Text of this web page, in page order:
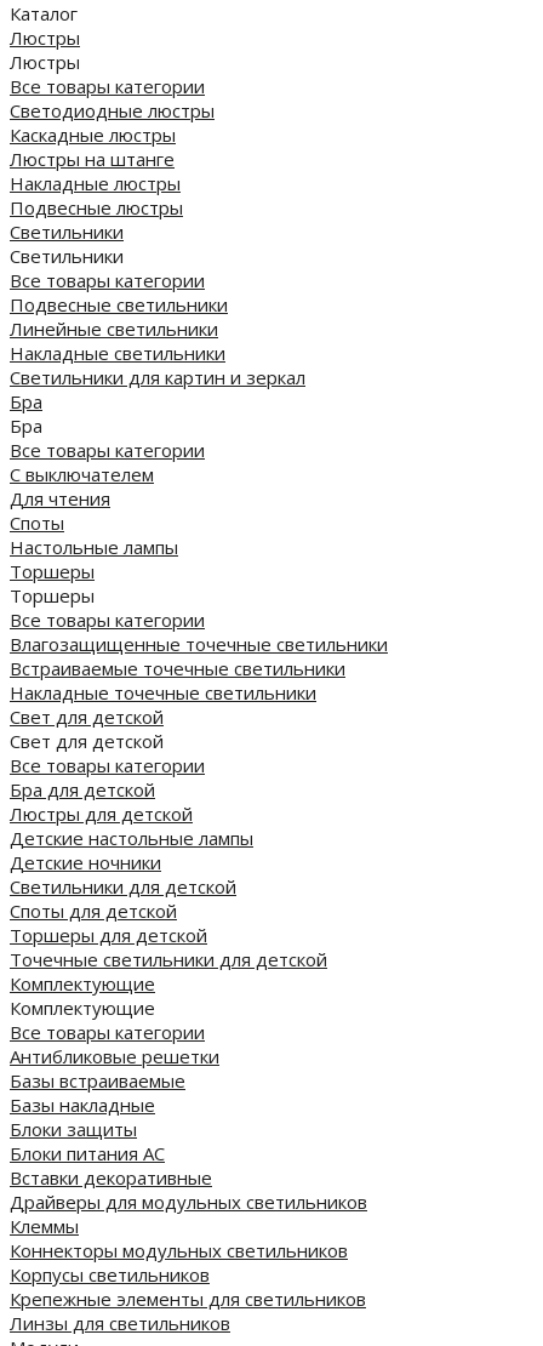
Каталог
Люстры
Люстры
Все товары категории
Светодиодные люстры
Каскадные люстры
Люстры на штанге
Накладные люстры
Подвесные люстры
Светильники
Светильники
Все товары категории
Подвесные светильники
Линейные светильники
Накладные светильники
Светильники для картин и зеркал
Бра
Бра
Все товары категории
С выключателем
Для чтения
Споты
Настольные лампы
Торшеры
Торшеры
Все товары категории
Влагозащищенные точечные светильники
Встраиваемые точечные светильники
Накладные точечные светильники
Свет для детской
Свет для детской
Все товары категории
Бра для детской
Люстры для детской
Детские настольные лампы
Детские ночники
Светильники для детской
Споты для детской
Торшеры для детской
Точечные светильники для детской
Комплектующие
Комплектующие
Все товары категории
Антибликовые решетки
Базы встраиваемые
Базы накладные
Блоки защиты
Блоки питания AC
Вставки декоративные
Драйверы для модульных светильников
Клеммы
Коннекторы модульных светильников
Корпусы светильников
Крепежные элементы для светильников
Линзы для светильников